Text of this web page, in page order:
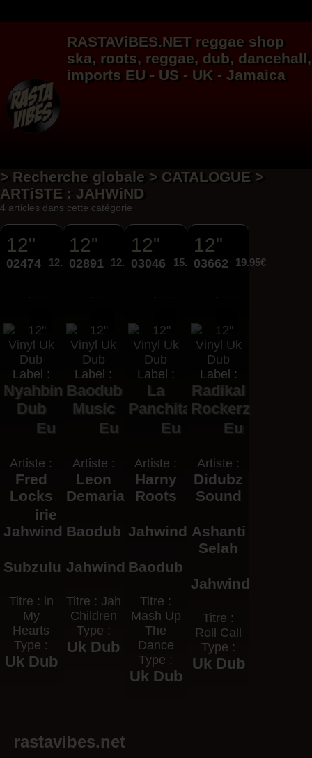
RASTAViBES.NET reggae shop
ska, roots, reggae, dub, dancehall,
imports EU - US - UK - Jamaica
> Recherche globale > CATALOGUE >
ARTiSTE : JAHWiND
4 articles dans cette catégorie
12"
02474 12.95€
Label :
Nyahbinghi
Dub
Eu
Artiste :
Fred
Locks
irie
Jahwind
Subzulu
Titre : in
My
Hearts
Type :
Uk Dub
12"
02891 12.95€
Label :
Baodub
Music
Eu
Artiste :
Leon
Demaria
Baodub
Jahwind
Titre : Jah
Children
Type :
Uk Dub
12"
03046 15.95€
Label :
La
Panchita
Eu
Artiste :
Harny
Roots
Jahwind
Baodub
Titre :
Mash Up
The
Dance
Type :
Uk Dub
12"
03662 19.95€
Label :
Radikal
Rockerz
Eu
Artiste :
Didubz
Sound
Ashanti
Selah
Jahwind
Titre :
Roll Call
Type :
Uk Dub
rastavibes.net